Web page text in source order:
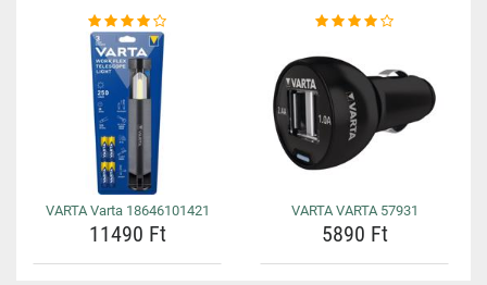
VARTA Varta 18646101421
11490 Ft
VARTA VARTA 57931
5890 Ft